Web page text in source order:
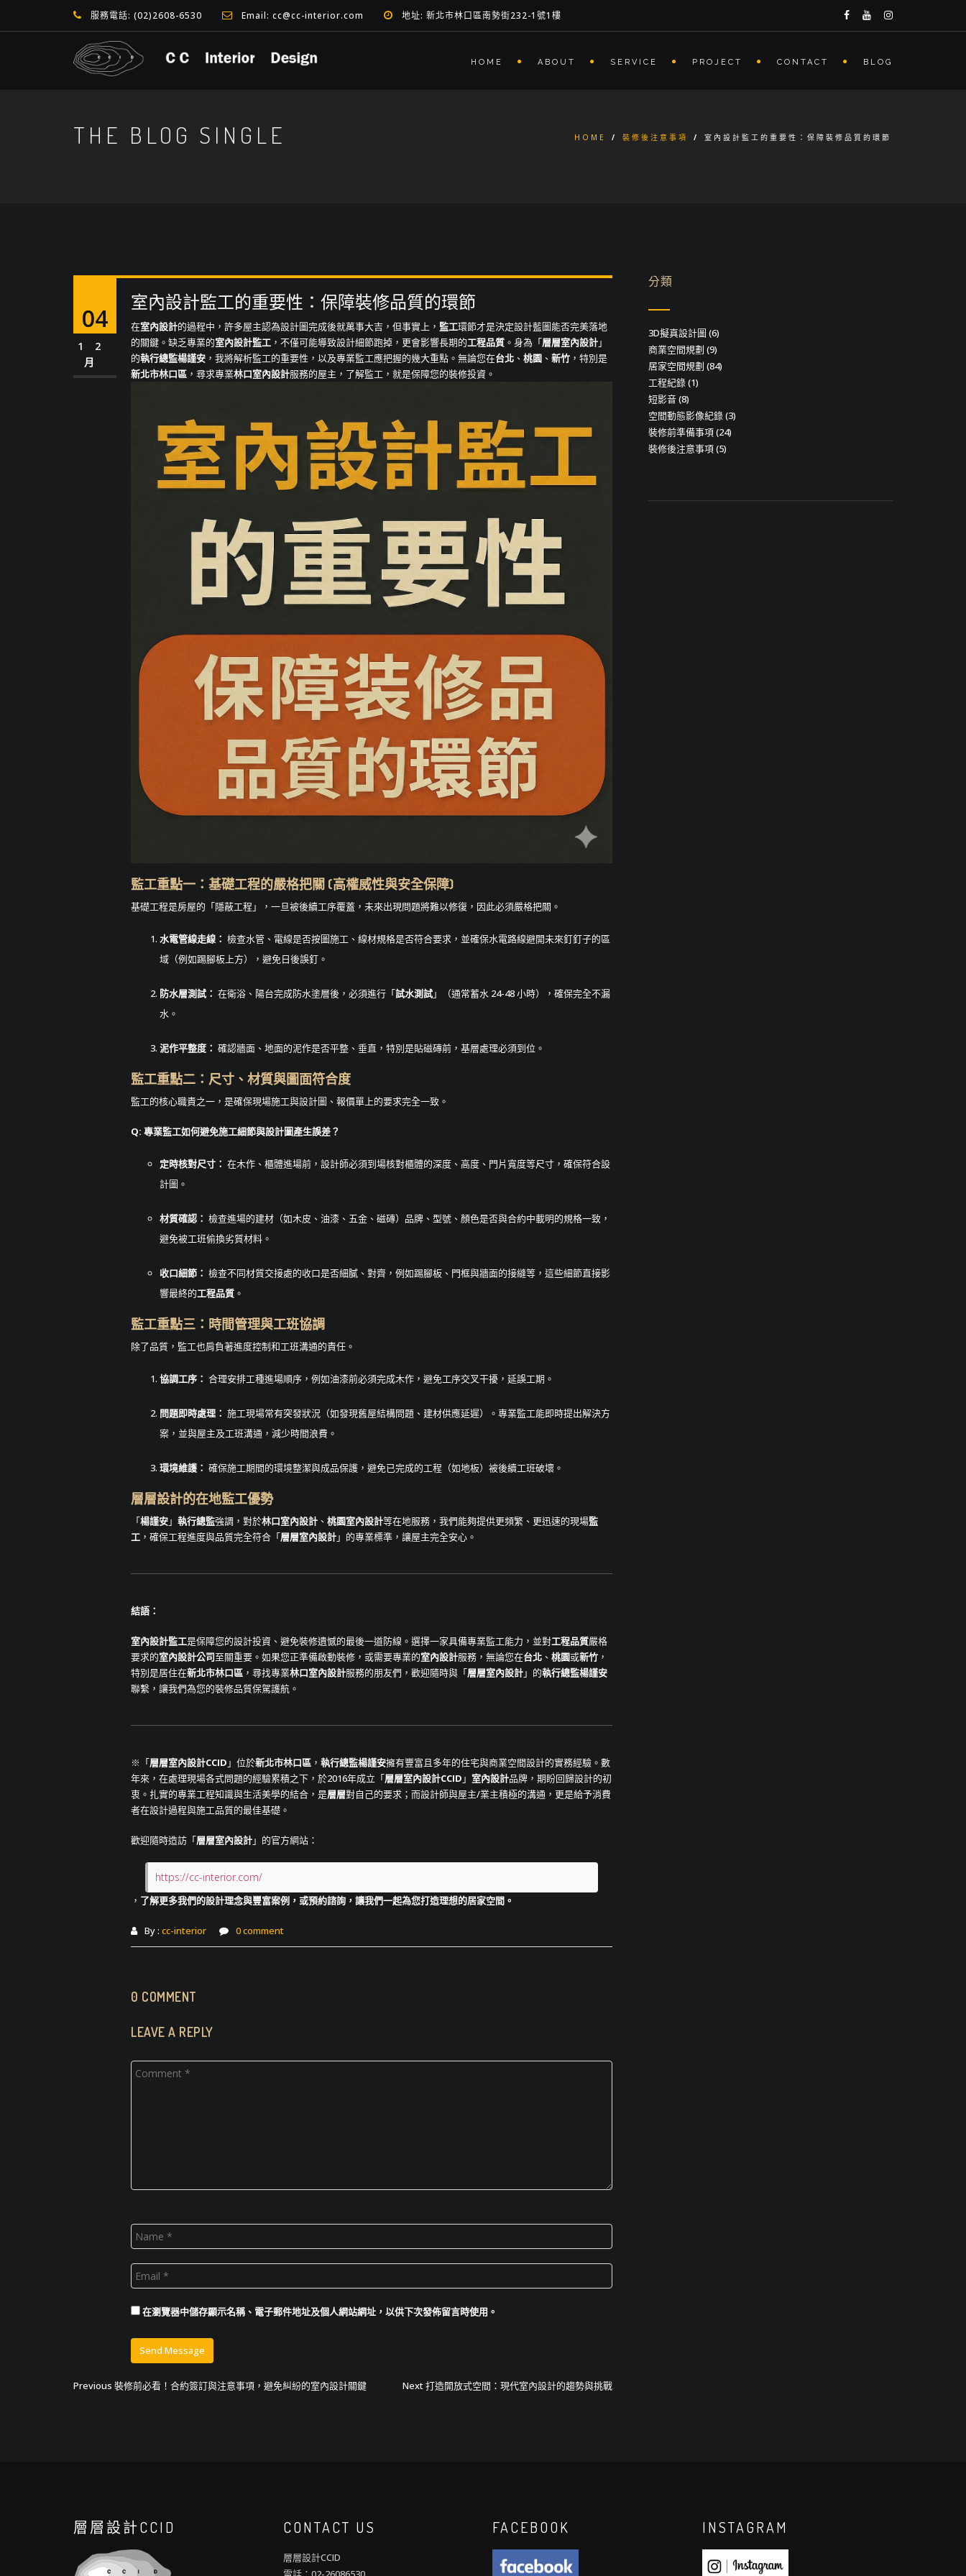
服務電話: (02)2608-6530 Email: cc@cc-interior.com 地址: 新北市林口區南勢街232-1號1樓
HOME ABOUT SERVICE PROJECT CONTACT BLOG
THE BLOG SINGLE HOME / 裝修後注意事項 / 室內設計監工的重要性：保障裝修品質的環節
04
12
月
室內設計監工的重要性：保障裝修品質的環節
在室內設計的過程中，許多屋主認為設計圖完成後就萬事大吉，但事實上， 監工環節才是決定設計藍圖能否完美落地
的關鍵。缺乏專業的室內設計監工 ，不僅可能導致設計細節跑掉，更會影響長期的工程品質 。身為「層層室內設計」
的執行總監楊謹安 ，我將解析監工的重要性，以及專業監工應把握的幾大重點。無論您在台北 、 桃園 、 新竹 ，特別是
新北市林口區 ，尋求專業林口室內設計服務的屋主，了解監工，就是保障您的裝修投資。
監工重點一：基礎工程的嚴格把關 (高權威性與安全保障)
基礎工程是房屋的「隱蔽工程」，一旦被後續工序覆蓋，未來出現問題將難以修復，因此必須嚴格把關。
水電管線走線： 檢查水管、電線是否按圖施工、線材規格是否符合要求，並確保水電路線避開未來釘釘子的區
域（例如踢腳板上方），避免日後誤釘。
防水層測試： 在衛浴、陽台完成防水塗層後，必須進行「試水測試」（通常蓄水 24-48 小時），確保完全不漏
水。
泥作平整度： 確認牆面、地面的泥作是否平整、垂直，特別是貼磁磚前，基層處理必須到位。
監工重點二：尺寸、材質與圖面符合度
監工的核心職責之一，是確保現場施工與設計圖、報價單上的要求完全一致。
Q: 專業監工如何避免施工細節與設計圖產生誤差？
定時核對尺寸： 在木作、櫃體進場前，設計師必須到場核對櫃體的深度、高度、門片寬度等尺寸，確保符合設
計圖。
材質確認： 檢查進場的建材（如木皮、油漆、五金、磁磚）品牌、型號、顏色是否與合約中載明的規格一致，
避免被工班偷換劣質材料。
收口細節： 檢查不同材質交接處的收口是否細膩、對齊，例如踢腳板、門框與牆面的接縫等，這些細節直接影
響最終的工程品質 。
監工重點三：時間管理與工班協調
除了品質，監工也肩負著進度控制和工班溝通的責任。
協調工序： 合理安排工種進場順序，例如油漆前必須完成木作，避免工序交叉干擾，延誤工期。
問題即時處理： 施工現場常有突發狀況（如發現舊屋結構問題、建材供應延遲）。專業監工能即時提出解決方
案，並與屋主及工班溝通，減少時間浪費。
環境維護： 確保施工期間的環境整潔與成品保護，避免已完成的工程（如地板）被後續工班破壞。
層層設計的在地監工優勢
「楊謹安」 執行總監強調，對於林口室內設計 、 桃園室內設計等在地服務，我們能夠提供更頻繁、更迅速的現場監
工 ，確保工程進度與品質完全符合「層層室內設計」的專業標準，讓屋主完全安心。
結語：
室內設計監工是保障您的設計投資、避免裝修遺憾的最後一道防線。選擇一家具備專業監工能力，並對工程品質嚴格
要求的室內設計公司至關重要。如果您正準備啟動裝修，或需要專業的室內設計服務，無論您在台北 、 桃園或新竹 ，
特別是居住在新北市林口區 ，尋找專業林口室內設計服務的朋友們，歡迎隨時與「層層室內設計」的執行總監楊謹安
聯繫，讓我們為您的裝修品質保駕護航。
※「層層室內設計CCID 」位於新北市林口區 ， 執行總監楊謹安擁有豐富且多年的住宅與商業空間設計的實務經驗。數
年來，在處理現場各式問題的經驗累積之下，於2016年成立「層層室內設計CCID 」 室內設計品牌，期盼回歸設計的初
衷。扎實的專業工程知識與生活美學的結合，是層層對自己的要求；而設計師與屋主/業主積極的溝通，更是給予消費
者在設計過程與施工品質的最佳基礎。
歡迎隨時造訪「層層室內設計」的官方網站：
https://cc-interior.com/
， 了解更多我們的設計理念與豐富案例，或預約諮詢，讓我們一起為您打造理想的居家空間。
By : cc-interior 0 comment
0 COMMENT
LEAVE A REPLY
在瀏覽器中儲存顯示名稱、電子郵件地址及個人網站網址，以供下次發佈留言時使用。
文
Previous Previous
裝修前必看！合約簽訂與注意事項，避免糾紛的室內設計關鍵 NextNext
打造開放式空間：現代室內設計的趨勢與挑戰
分類
3D擬真設計圖 (6)
商業空間規劃 (9)
居家空間規劃 (84)
工程紀錄(1)
短影音(8)
空間動態影像紀錄(3)
裝修前準備事項(24)
裝修後注意事項(5)
層層設計CCID CONTACT US
層層設計CCID
FACEBOOK INSTAGRAM